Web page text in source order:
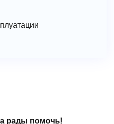
рады помочь!